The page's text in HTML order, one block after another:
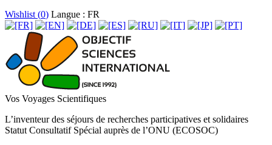
Wishlist (0) Langue : FR
Vos Voyages Scientifiques
L’inventeur des séjours de recherches participatives et solidaires
Statut Consultatif Spécial auprès de l’ONU (ECOSOC)